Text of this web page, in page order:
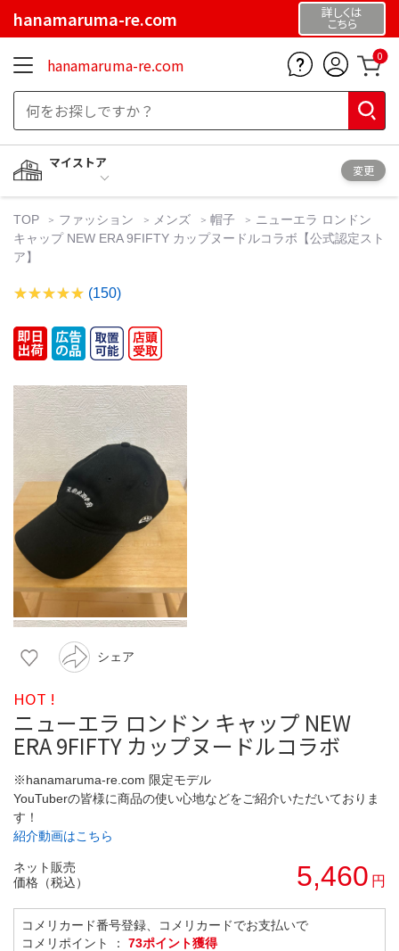
hanamaruma-re.com 詳しくは
こちら
hanamaruma-re.com 0
マイストア
変更
TOP ファッション メンズ 帽子
ニューエラ ロンドン
キャップ NEW ERA 9FIFTY カップヌードルコラボ【公式認定スト
ア】
(150)
シェア
HOT !
ニューエラ ロンドン キャップ NEW
ERA 9FIFTY カップヌードルコラボ
※hanamaruma-re.com 限定モデル
YouTuberの皆様に商品の使い心地などをご紹介いただいておりま
す！
紹介動画はこちら
ネット販売
価格（税込）
5,460 円
コメリカード番号登録、コメリカードでお支払いで
コメリポイント ： 73ポイント獲得